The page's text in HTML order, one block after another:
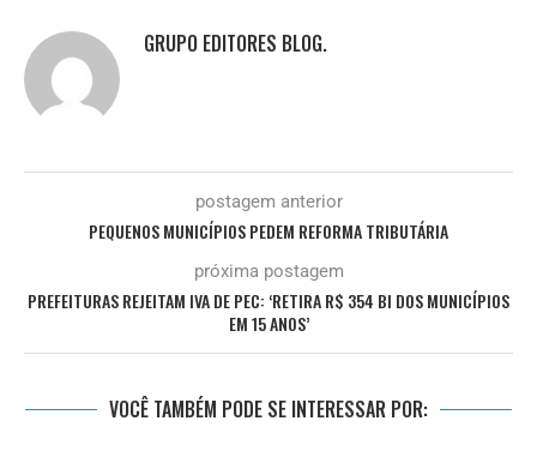
GRUPO EDITORES BLOG.
postagem anterior
PEQUENOS MUNICÍPIOS PEDEM REFORMA TRIBUTÁRIA
próxima postagem
PREFEITURAS REJEITAM IVA DE PEC: ‘RETIRA R$ 354 BI DOS MUNICÍPIOS
EM 15 ANOS’
VOCÊ TAMBÉM PODE SE INTERESSAR POR: